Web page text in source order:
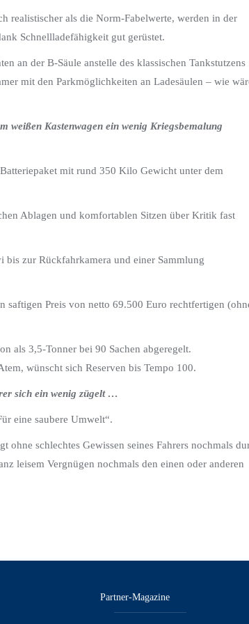
realistischer als die Norm-Fabelwerte, werden in der
Schnellladefähigkeit gut gerüstet.
an der B-Säule anstelle des klassischen Tankstutzens
mit den Parkmöglichkeiten an Ladesäulen – wie
weißen Kastenwagen ein wenig Kriegsbemalung
mit rund 350 Kilo Gewicht unter dem
Ablagen und komfortablen Sitzen über Kritik fast
zur Rückfahrkamera und einer Sammlung
saftigen Preis von netto 69.500 Euro rechtfertigen
als 3,5-Tonner bei 90 Sachen abgeregelt.
wünscht sich Reserven bis Tempo 100.
sich ein wenig zügelt …
eine saubere Umwelt“.
ohne schlechtes Gewissen seines Fahrers nochmals
leisem Vergnügen nochmals den einen oder anderen
Partner-Magazine